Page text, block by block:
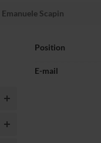
Emanuele Scapin
Position
E-mail